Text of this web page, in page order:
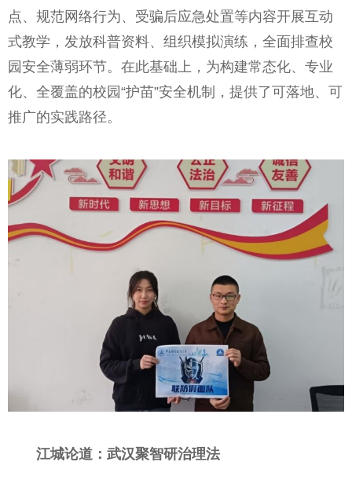
点、规范网络行为、受骗后应急处置等内容开展互动
式教学，发放科普资料、组织模拟演练，全面排查校
园安全薄弱环节。在此基础上，为构建常态化、专业
化、全覆盖的校园“护苗”安全机制，提供了可落地、可
推广的实践路径。
江城论道：武汉聚智研治理法